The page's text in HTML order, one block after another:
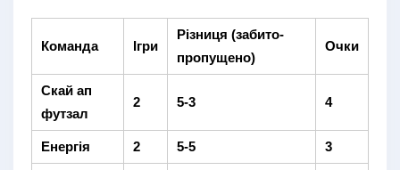
Команда Ігри
Різниця (забито-
пропущено)
Очки
Скай ап
футзал
2 5-3 4
Енергія 2 5-5 3